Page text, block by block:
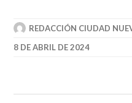
REDACCIÓN CIUDAD
8 DE ABRIL DE 2024